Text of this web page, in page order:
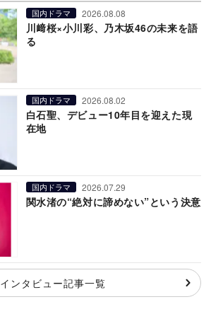
国内ドラマ 2026.08.08
川﨑桜×小川彩、乃木坂46の未来を語
る
国内ドラマ 2026.08.02
白石聖、デビュー10年目を迎えた現
在地
国内ドラマ 2026.07.29
関水渚の“絶対に諦めない”という決意
インタビュー記事一覧